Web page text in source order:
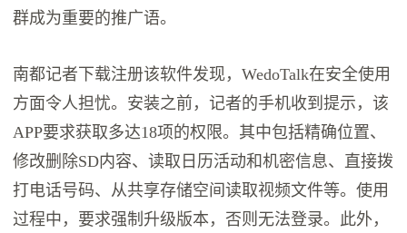
群成为重要的推广语。
南都记者下载注册该软件发现，WedoTalk在安全使用
方面令人担忧。安装之前，记者的手机收到提示，该
APP要求获取多达18项的权限。其中包括精确位置、
修改删除SD内容、读取日历活动和机密信息、直接拨
打电话号码、从共享存储空间读取视频文件等。使用
过程中，要求强制升级版本，否则无法登录。此外，